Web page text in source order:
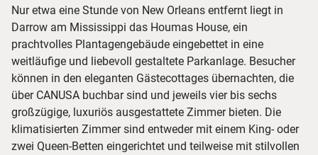
Nur etwa eine Stunde von New Orleans entfernt liegt in
Darrow am Mississippi das Houmas House, ein
prachtvolles Plantagengebäude eingebettet in eine
weitläufige und liebevoll gestaltete Parkanlage. Besucher
können in den eleganten Gästecottages übernachten, die
über CANUSA buchbar sind und jeweils vier bis sechs
großzügige, luxuriös ausgestattete Zimmer bieten. Die
klimatisierten Zimmer sind entweder mit einem King- oder
zwei Queen-Betten eingerichtet und teilweise mit stilvollen